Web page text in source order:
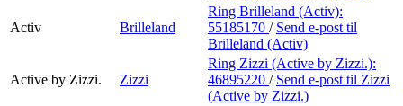
Activ Brilleland
Ring Brilleland (Activ):
55185170 / Send e-post til
Brilleland (Activ)
Active by Zizzi. Zizzi
Ring Zizzi (Active by Zizzi.):
46895220 / Send e-post til Zizzi
(Active by Zizzi.)